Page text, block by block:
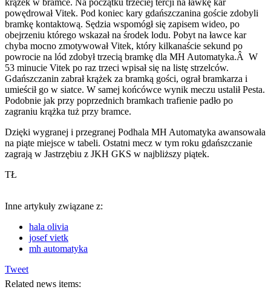
powędrował Vitek. Pod koniec kary gdańszczanina goście zdobyli
bramkę kontaktową. Sędzia wspomógł się zapisem wideo, po
obejrzeniu którego wskazał na środek lodu. Pobyt na ławce kar
chyba mocno zmotywował Vitek, który kilkanaście sekund po
powrocie na lód zdobył trzecią bramkę dla MH Automatyka.Â W
53 minucie Vitek po raz trzeci wpisał się na listę strzelców.
Gdańszczanin zabrał krążek za bramką gości, ograł bramkarza i
umieścił go w siatce. W samej końcówce wynik meczu ustalił Pesta.
Podobnie jak przy poprzednich bramkach trafienie padło po
zagraniu krążka tuż przy bramce.
Dzięki wygranej i przegranej Podhala MH Automatyka awansowała
na piąte miejsce w tabeli. Ostatni mecz w tym roku gdańszczanie
zagrają w Jastrzębiu z JKH GKS w najbliższy piątek.
TŁ
Inne artykuły związane z:
hala olivia
josef vietk
mh automatyka
Tweet
Related news items: